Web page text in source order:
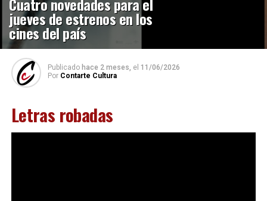
jueves de estrenos en los
cines del país
Publicado hace 2 meses, el 11/06/2026
Por Contarte Cultura
Letras robadas